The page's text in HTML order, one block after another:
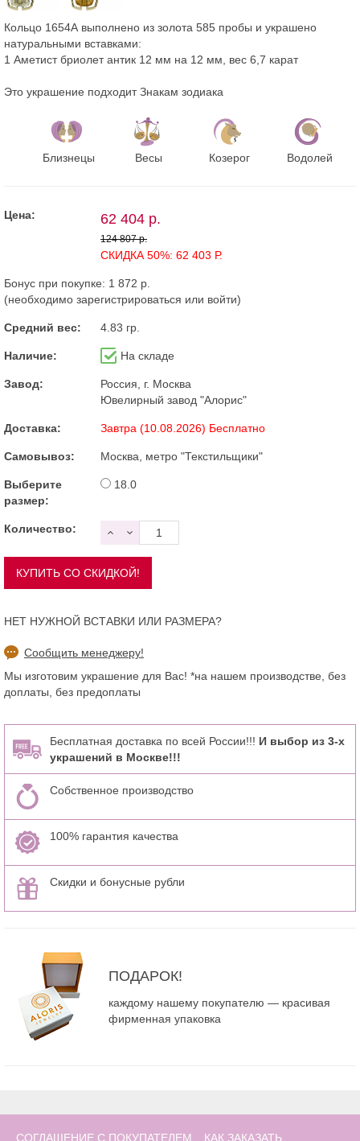
Кольцо 1654А выполнено из золота 585 пробы и украшено
натуральными вставками:
1 Аметист бриолет антик 12 мм на 12 мм, вес 6,7 карат
Это украшение подходит Знакам зодиака
Близнецы Весы Козерог Водолей
Цена: 62 404 р.
124 807 р.
СКИДКА 50%: 62 403 Р.
Бонус при покупке: 1 872 р.
(необходимо зарегистрироваться или войти)
Средний вес: 4.83 гр.
Наличие: На складе
Завод:
Россия, г. Москва
Ювелирный завод "Алорис"
Доставка: Завтра (10.08.2026) Бесплатно
Самовывоз: Москва, метро "Текстильщики"
Выберите
размер:
18.0
Количество:
НЕТ НУЖНОЙ ВСТАВКИ ИЛИ РАЗМЕРА?
Сообщить менеджеру!
Мы изготовим украшение для Вас! *на нашем производстве, без
доплаты, без предоплаты
Бесплатная доставка по всей России!!! И выбор из 3-х
украшений в Москве!!!
Собственное производство
100% гарантия качества
Скидки и бонусные рубли
ПОДАРОК!
каждому нашему покупателю — красивая
фирменная упаковка
СОГЛАШЕНИЕ С ПОКУПАТЕЛЕМ КАК ЗАКАЗАТЬ